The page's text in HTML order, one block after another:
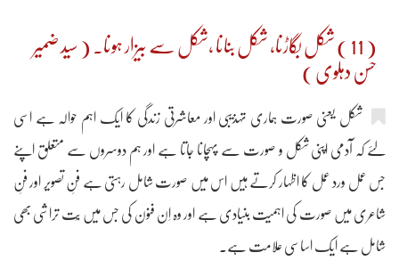
( 11 ) شکل بگاڑنا، شکل بنانا ،شکل سے بیزار ہونا۔ ( سید ضمیر
حسن دہلوی )
شکل یعنی صورت ہماری تہذیبی اور معاشرتی زندگی کا ایک اہم حوالہ ہے اسی
لئے کہ آدمی اپنی شکل و صورت سے پہچانا جاتا ہے اور ہم دوسروں سے متعلق اپنے
جس عمل ورد عمل کا اظہار کرتے ہیں اس میں صورت شامل رہتی ہے فنِ تصویر اور فنِ
شاعری میں صورت کی اہمیت بنیادی ہے اور وہ اِن فنون کی جس میں بُت تراشی بھی
شامل ہے ایک اساسی علامت ہے۔